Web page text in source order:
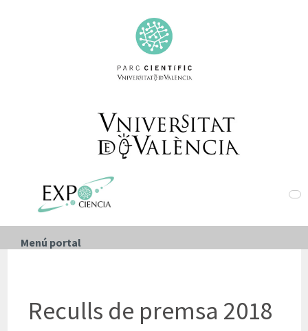
Menú portal
Reculls de premsa 2018